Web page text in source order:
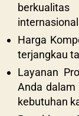
Harga
terjangkau
Layanan
Anda dalam
kebutuhan